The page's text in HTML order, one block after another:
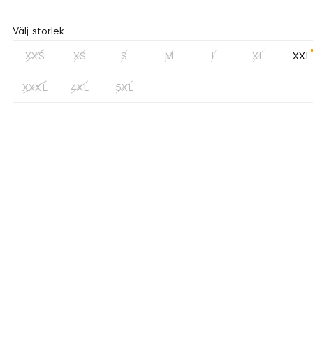
Välj storlek
XXS XS S M L XL XXL
XXXL 4XL 5XL